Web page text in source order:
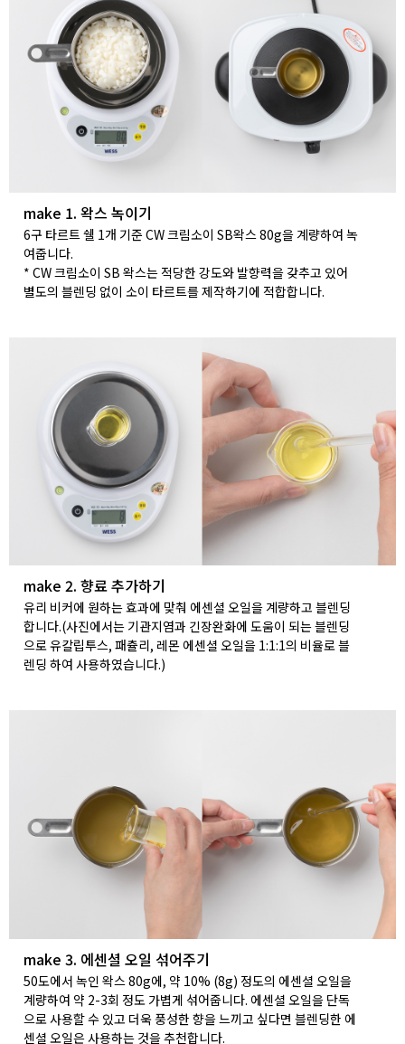
make 1. 왁스 녹이기
6구 타르트 쉘 1개 기준 CW 크림소이 SB왁스 80g을 계량하여 녹
여줍니다.
* CW 크림소이 SB 왁스는 적당한 강도와 발향력을 갖추고 있어
별도의 블렌딩 없이 소이 타르트를 제작하기에 적합합니다.
make 2. 향료 추가하기
유리 비커에 원하는 효과에 맞춰 에센셜 오일을 계량하고 블렌딩
합니다.(사진에서는 기관지염과 긴장완화에 도움이 되는 블렌딩
으로 유칼립투스, 패츌리, 레몬 에센셜 오일을 1:1:1의 비율로 블
렌딩 하여 사용하였습니다.)
make 3. 에센셜 오일 섞어주기
50도에서 녹인 왁스 80g에, 약 10% (8g) 정도의 에센셜 오일을
계량하여 약 2-3회 정도 가볍게 섞어줍니다. 에센셜 오일을 단독
으로 사용할 수 있고 더욱 풍성한 향을 느끼고 싶다면 블렌딩한 에
센셜 오일은 사용하는 것을 추천합니다.